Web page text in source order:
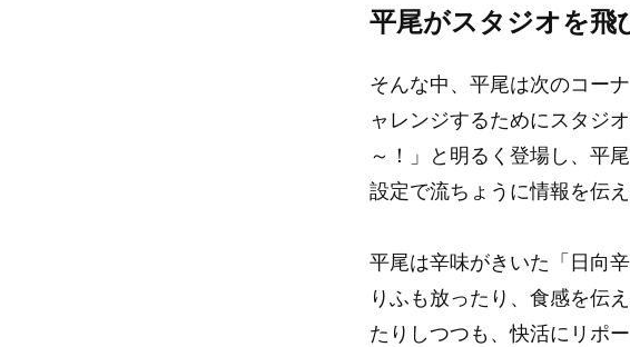
平尾がスタジオを飛
そんな中、平尾は次のコー
ャレンジするためにスタジ
～！」と明るく登場し、平
設定で流ちょうに情報を伝え
平尾は辛味がきいた「日向
りふも放ったり、食感を伝
たりしつつも、快活にリポー